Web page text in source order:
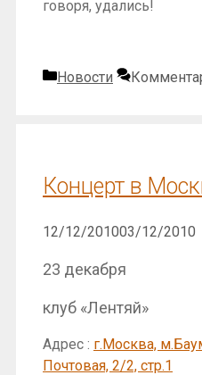
говоря, удались!
Рубрики
Новости
Концерт в
12/12/201003/12/2010
23 декабря
клуб «Лентяй»
Адрес : г.Москва,
Почтовая, 2/2, стр.1